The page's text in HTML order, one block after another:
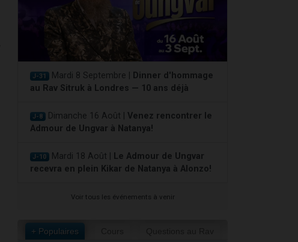
J-31 Mardi 8 Septembre |
Dinner d'hommage
au Rav Sitruk à Londres — 10 ans déjà
J-8 Dimanche 16 Août | Venez rencontrer le
Admour de Ungvar à Natanya!
J-10 Mardi 18 Août |
Le Admour de Ungvar
recevra en plein Kikar de Natanya à Alonzo!
Voir tous les événements à venir
+ Populaires